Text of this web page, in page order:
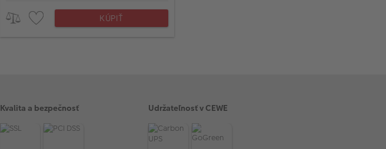
KÚPIŤ
Kvalita a bezpečnosť Udržateľnosť v CEWE